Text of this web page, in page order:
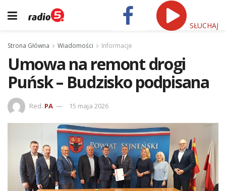
SŁUCHAJ
Strona Główna Wiadomości Informacje
Umowa na remont drogi
Puńsk – Budzisko podpisana
Red. PA 15 maja 2026